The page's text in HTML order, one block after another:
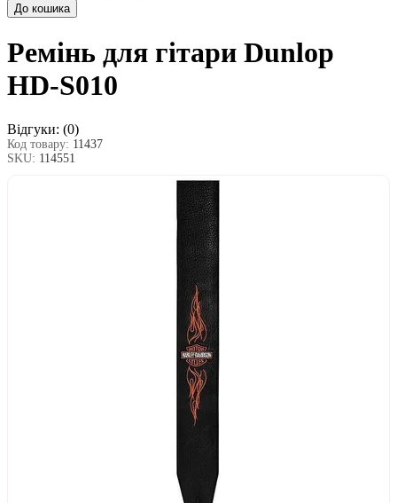
До кошика
Ремінь для гітари Dunlop
НD-S010
Відгуки: (0)
Код товару: 11437
SKU: 114551